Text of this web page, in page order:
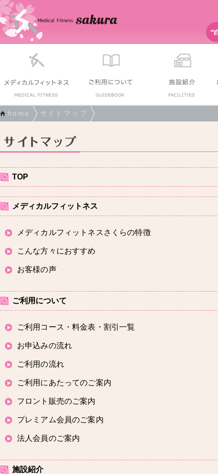
home サイトマップ
TOP
メディカルフィットネス
メディカルフィットネスさくらの特徴
こんな方々におすすめ
お客様の声
ご利用について
ご利用コース・料金表・割引一覧
お申込みの流れ
ご利用の流れ
ご利用にあたってのご案内
フロント販売のご案内
プレミアム会員のご案内
法人会員のご案内
施設紹介